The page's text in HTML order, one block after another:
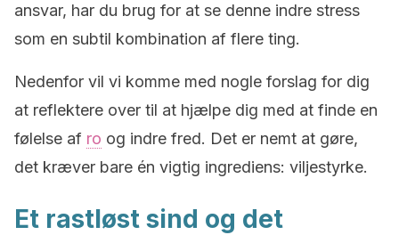
ansvar, har du brug for at se denne indre stress
som en subtil kombination af flere ting.
Nedenfor vil vi komme med nogle forslag for dig
at reflektere over til at hjælpe dig med at finde en
følelse af ro og indre fred. Det er nemt at gøre,
det kræver bare én vigtig ingrediens: viljestyrke.
Et rastløst sind og det